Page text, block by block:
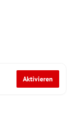
Aktivieren